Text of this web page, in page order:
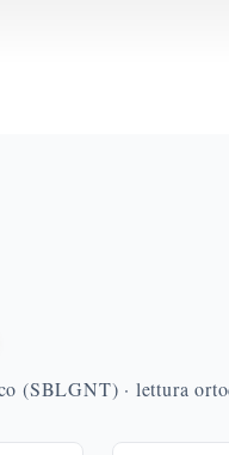
(SBLGNT) · lettura